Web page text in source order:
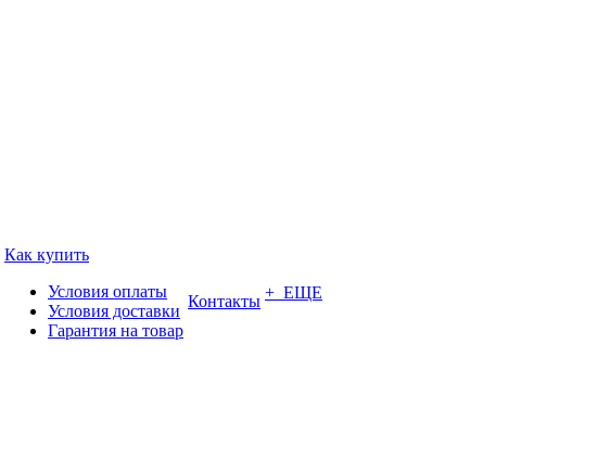
Как купить
Условия оплаты
Условия доставки
Гарантия на товар
Контакты + ЕЩЕ